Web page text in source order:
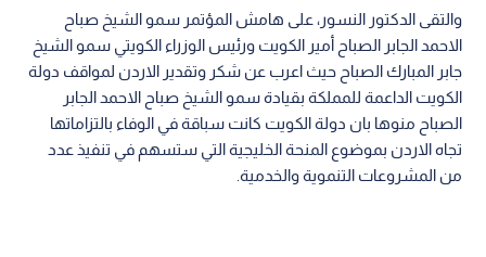
والتقى الدكتور النسور، على هامش المؤتمر سمو الشيخ صباح
الاحمد الجابر الصباح أمير الكويت ورئيس الوزراء الكويتي سمو الشيخ
جابر المبارك الصباح حيث اعرب عن شكر وتقدير الاردن لمواقف دولة
الكويت الداعمة للمملكة بقيادة سمو الشيخ صباح الاحمد الجابر
الصباح منوها بان دولة الكويت كانت سباقة في الوفاء بالتزاماتها
تجاه الاردن بموضوع المنحة الخليجية التي ستسهم في تنفيذ عدد
من المشروعات التنموية والخدمية.